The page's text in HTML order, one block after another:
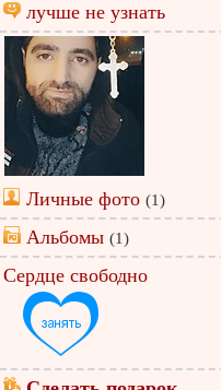
лучше не узнать
Личные фото (1)
Альбомы (1)
Сердце свободно